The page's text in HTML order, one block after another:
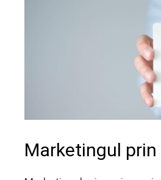
Marketingul prin